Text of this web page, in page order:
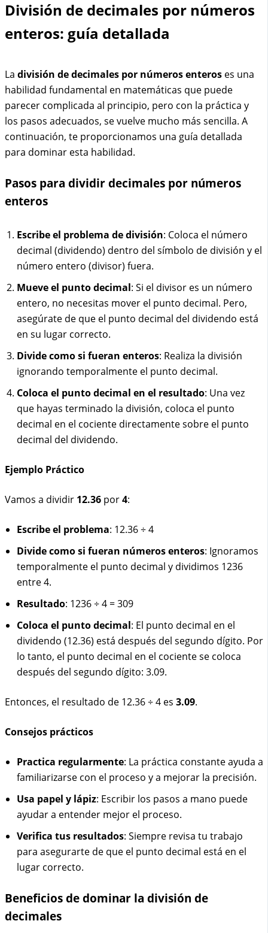
División de decimales por números
enteros: guía detallada
La división de decimales por números enteros es una
habilidad fundamental en matemáticas que puede
parecer complicada al principio, pero con la práctica y
los pasos adecuados, se vuelve mucho más sencilla. A
continuación, te proporcionamos una guía detallada
para dominar esta habilidad.
Pasos para dividir decimales por números
enteros
Escribe el problema de división: Coloca el número
decimal (dividendo) dentro del símbolo de división y el
número entero (divisor) fuera.
Mueve el punto decimal: Si el divisor es un número
entero, no necesitas mover el punto decimal. Pero,
asegúrate de que el punto decimal del dividendo está
en su lugar correcto.
Divide como si fueran enteros: Realiza la división
ignorando temporalmente el punto decimal.
Coloca el punto decimal en el resultado: Una vez
que hayas terminado la división, coloca el punto
decimal en el cociente directamente sobre el punto
decimal del dividendo.
Ejemplo Práctico
Vamos a dividir 12.36 por4:
Escribe el problema: 12.36 ÷ 4
Divide como si fueran números enteros: Ignoramos
temporalmente el punto decimal y dividimos 1236
entre 4.
Resultado: 1236 ÷ 4 = 309
Coloca el punto decimal: El punto decimal en el
dividendo (12.36) está después del segundo dígito. Por
lo tanto, el punto decimal en el cociente se coloca
después del segundo dígito: 3.09.
Entonces, el resultado de 12.36 ÷ 4 es 3.09.
Consejos prácticos
Practica regularmente: La práctica constante ayuda a
familiarizarse con el proceso y a mejorar la precisión.
Usa papel y lápiz: Escribir los pasos a mano puede
ayudar a entender mejor el proceso.
Verifica tus resultados: Siempre revisa tu trabajo
para asegurarte de que el punto decimal está en el
lugar correcto.
Beneficios de dominar la división de
decimales